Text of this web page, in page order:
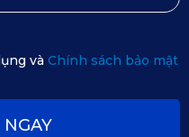
và Chính sách bảo mật